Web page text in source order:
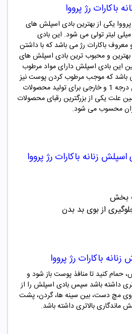
باکارات رژ پرووا
پرووا یکی از بهترین بادی اسپلش های
ایرانی بوده که در حجم 250 میلی لیتر تولی می شود. این بادی
باکارات رژمی باشد کهبا داشتن
بهترین و محبوب ترین بادی اسپلش های
این بادی اسپلش دارای مواد مرطوب
باشد که موجب مرطوب کردن پوست نیز
می شود. برند پرووا از متریال درجه 1 و خارجی برای تولید محصولات
علت یکی از بزرگترین رقبای محصولات
محسوب می شود.
اسپلش زنانه باکارات رژ پرووا
بخش
از بوی بد بدن
باکارات رژ پرووا
حمام کنید تا منافذ پوست باز شود و
داشته باشد سپس بادی اسپلش را از
مچ دست، بین سینه ها، گردن، پشت
ماندگاری بالاتری داشته باشد.